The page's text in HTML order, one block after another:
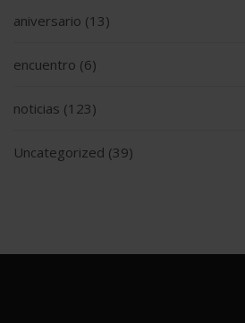
aniversario (13)
encuentro (6)
noticias (123)
Uncategorized (39)